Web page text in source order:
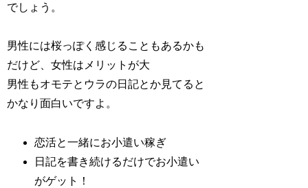
でしょう。
男性には桜っぽく感じることもあるかも
だけど、女性はメリットが大
男性もオモテとウラの日記とか見てると
かなり面白いですよ。
恋活と一緒にお小遣い稼ぎ
日記を書き続けるだけでお小遣い
がゲット！